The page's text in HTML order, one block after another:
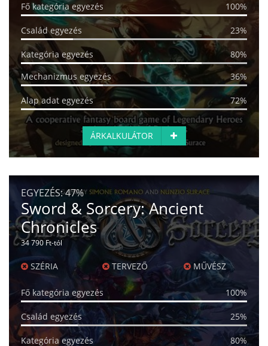
Fő kategória egyezés 100%
Család egyezés 23%
Kategória egyezés
80%
Mechanizmus egyezés
36%
Alap adat egyezés 72%
ÁRKALKULÁTOR
EGYEZÉS:47%
Sword & Sorcery: Ancient
Chronicles
34 790 Ft-tól
SZÉRIA TERVEZŐ MŰVÉSZ
Fő kategória egyezés 100%
Család egyezés 25%
Kategória egyezés 80%